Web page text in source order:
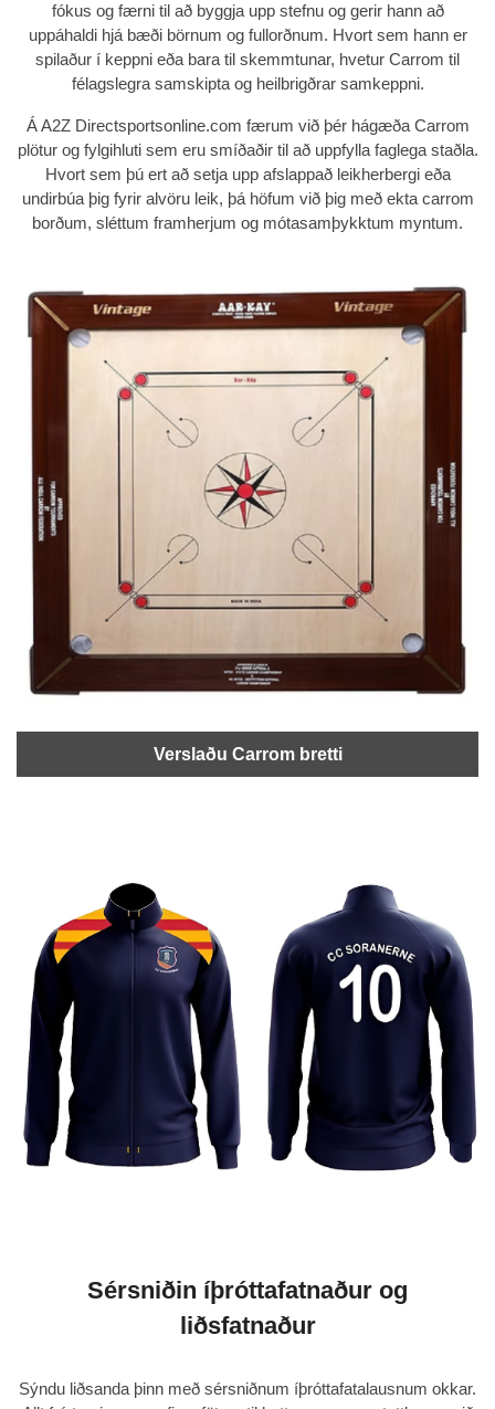
fókus og færni til að byggja upp stefnuog gerir hann að
uppáhaldi hjá bæði börnum og fullorðnum. Hvort sem hann er
spilaður í keppni eða bara til skemmtunar, hvetur Carrom til
félagslegra samskipta og heilbrigðrar samkeppni.
ÁA2Z Directsportsonline.com færum við þér hágæða Carrom
plötur og fylgihluti sem eru smíðaðir til að uppfylla faglega staðla.
Hvort sem þú ert að setja upp afslappað leikherbergi eða
undirbúa þig fyrir alvöru leik, þá höfum við þig með ekta carrom
borðum, sléttum framherjum og mótasamþykktum myntum.
Verslaðu Carrom bretti
Sérsniðin íþróttafatnaður og
liðsfatnaður
Sýndu liðsanda þinn með sérsniðnum íþróttafatalausnum okkar.